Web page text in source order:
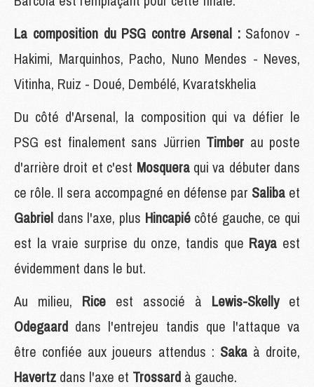
La composition du PSG contre Arsenal : Safonov -
Hakimi, Marquinhos, Pacho, Nuno Mendes - Neves,
Vitinha, Ruiz - Doué, Dembélé, Kvaratskhelia
Du côté d'Arsenal, la composition qui va défier le
PSG est finalement sans Jürrien Timber au poste
d'arrière droit et c'est Mosquera qui va débuter dans
ce rôle. Il sera accompagné en défense par Saliba et
Gabriel dans l'axe, plus Hincapié côté gauche, ce qui
est la vraie surprise du onze, tandis que Raya est
évidemment dans le but.
Au milieu, Rice est associé à Lewis-Skellyet
Odegaard dans l'entrejeu tandis que l'attaque va
être confiée aux joueurs attendus : Saka à droite,
Havertz dans l'axe et Trossard à gauche.